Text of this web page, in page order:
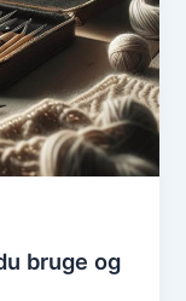
bruge og